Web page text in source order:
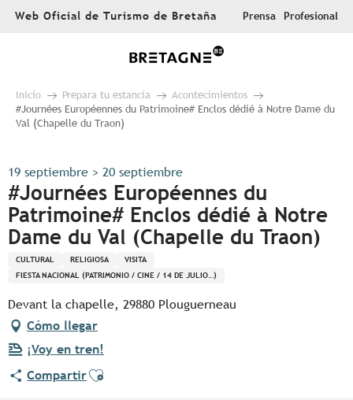
AllerWeb Oficial de Turismo de Bretaña Prensa Profesional
Inicio Prepara tu estancia
Acontecimientos
#Journées Européennes du Patrimoine# Enclos dédié à Notre Dame du
Val (Chapelle du Traon)
19 septiembre > 20 septiembre
#Journées Européennes du
Patrimoine# Enclos dédié à Notre
Dame du Val (Chapelle du Traon)
CULTURAL RELIGIOSA
VISITA
FIESTA NACIONAL (PATRIMONIO / CINE / 14 DE JULIO…)
Devant la chapelle, 29880 Plouguerneau
Cómo llegar
¡Voy en tren!
CompartirAjouter aux favoris